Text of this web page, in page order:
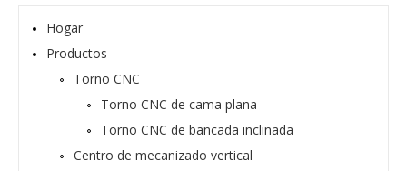
Hogar
Productos
Torno CNC
Torno CNC de cama plana
Torno CNC de bancada inclinada
Centro de mecanizado vertical